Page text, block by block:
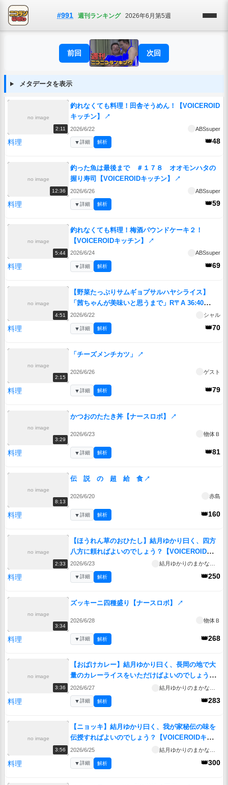
#991 週刊ランキング 2026年6月第5週
前回 次回
メタデータを表示
no image
2:11
釣れなくても料理！田舎そうめん！【VOICEROID
キッチン】
↗
2026/6/22 ABSsuper
料理 👑48
▼詳細 解析
no image
12:36
釣った魚は最後まで ＃１７８ オオモンハタの
握り寿司【VOICEROIDキッチン】
↗
2026/6/26 ABSsuper
料理 👑59
▼詳細 解析
no image
5:44
釣れなくても料理！梅酒パウンドケーキ２！
【VOICEROIDキッチン】
↗
2026/6/24 ABSsuper
料理 👑69
▼詳細 解析
no image
4:51
【野菜たっぷりサムギョプサルハヤシライス】
「茜ちゃんが美味いと思うまで」R〒A 36:40
WR↗
2026/6/22 シャル
料理 👑70
▼詳細 解析
no image
2:15
「チーズメンチカツ」 ↗
2026/6/26 ゲスト
料理 👑79
▼詳細 解析
no image
3:29
かつおのたたき丼【ナースロボ】 ↗
2026/6/23 物体Ｂ
料理 👑81
▼詳細 解析
no image
8:13
伝 説 の 超 給 食 ↗
2026/6/20 赤島
料理 👑160
▼詳細 解析
no image
2:33
【ほうれん草のおひたし】結月ゆかり曰く、四方
八方に頼ればよいのでしょう？【VOICEROIDキッ
チン】↗
2026/6/23
料理 👑250
▼詳細 解析
no image
3:34
ズッキーニ四種盛り【ナースロボ】 ↗
2026/6/28 物体Ｂ
料理 👑268
▼詳細 解析
no image
3:36
【おばけカレー】結月ゆかり曰く、長岡の地で大
量のカレーライスをいただけばよいのでしょう？
↗
2026/6/27
料理 👑283
▼詳細 解析
no image
3:56
【ニョッキ】結月ゆかり曰く、我が家秘伝の味を
伝授すればよいのでしょう？【VOICEROIDキッチ
ン】↗
2026/6/25
料理 👑300
▼詳細 解析